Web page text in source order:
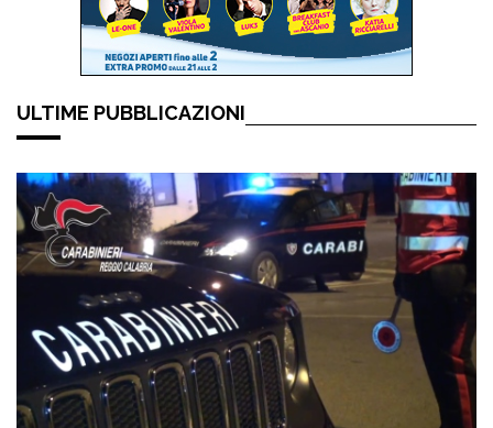
ULTIME PUBBLICAZIONI